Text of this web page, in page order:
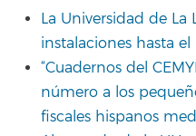
La Universidad de La
instalaciones hasta
“Cuadernos del
número a los
fiscales hispanos